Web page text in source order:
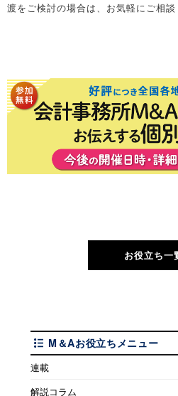
渡をご検討の場合は、お気軽にご相談
お役立ち一
M＆Aお役立ちメニュー
連載
解説コラム